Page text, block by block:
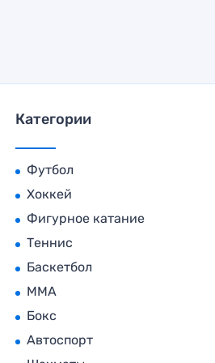
Категории
Футбол
Хоккей
Фигурное катание
Теннис
Баскетбол
MMA
Бокс
Автоспорт